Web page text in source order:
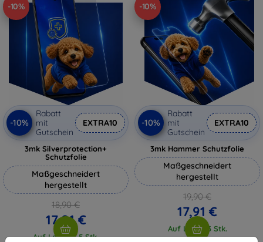
-10%
-10%
Rabatt
mit
Gutschein
EXTRA10
3mk Silverprotection+
Schutzfolie
Maßgeschneidert
hergestellt
18,90 €
17,01 €
Auf Lager > 5 Stk.
-10%
-10%
Rabatt
mit
Gutschein
EXTRA10
3mk Hammer Schutzfolie
Maßgeschneidert
hergestellt
19,90 €
17,91 €
Auf Lager 3 Stk.